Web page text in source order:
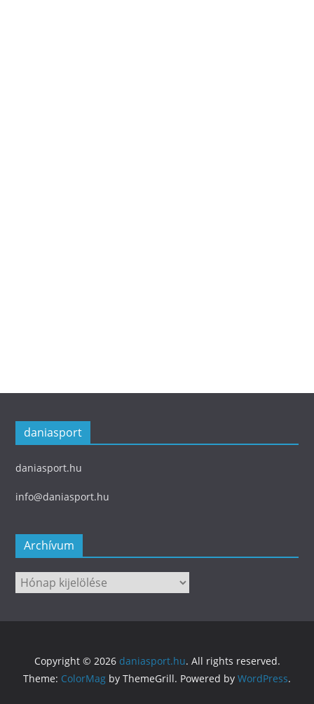
daniasport
daniasport.hu
info@daniasport.hu
Archívum
Archívum
Copyright © 2026 daniasport.hu. All rights reserved.
Theme: ColorMag by ThemeGrill. Powered by WordPress.